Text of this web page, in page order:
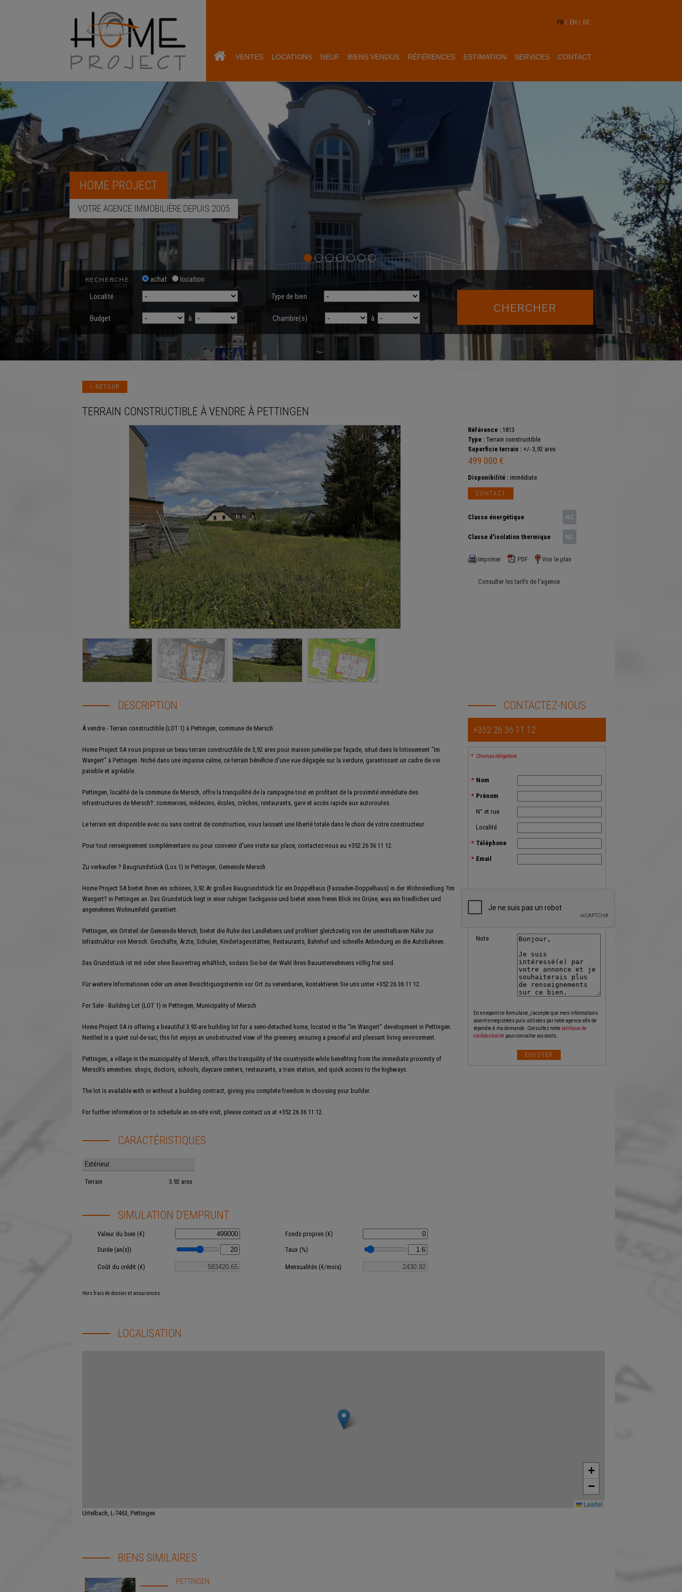
FR | EN | DE
VENTES LOCATIONS NEUF BIENS VENDUS RÉFÉRENCES ESTIMATION SERVICES CONTACT
HOME PROJECT
VOTRE AGENCE IMMOBILIÈRE DEPUIS 2005
RECHERCHE achat
location
Localité
Type de bien
Budget à Chambre(s) à
< RETOUR
TERRAIN CONSTRUCTIBLE À VENDRE À PETTINGEN
Référence : 1813
Type : Terrain constructible
Superficie terrain : +/- 3,92 ares
499 000 €
Disponibilité : immédiate
CONTACT
Classe énergétique NC
Classe d'isolation thermique NC
Imprimer PDF Voir le plan
Consulter les tarifs de l'agence
DESCRIPTION
À vendre - Terrain constructible (LOT 1) à Pettingen, commune de Mersch
Home Project SA vous propose un beau terrain constructible de 3,92 ares pour maison jumelée par façade, situé dans le lotissement "Im
Wangert" à Pettingen. Niché dans une impasse calme, ce terrain bénéficie d'une vue dégagée sur la verdure, garantissant un cadre de vie
paisible et agréable.
Pettingen, localité de la commune de Mersch, offre la tranquillité de la campagne tout en profitant de la proximité immédiate des
infrastructures de Mersch?: commerces, médecins, écoles, crèches, restaurants, gare et accès rapide aux autoroutes.
Le terrain est disponible avec ou sans contrat de construction, vous laissant une liberté totale dans le choix de votre constructeur.
Pour tout renseignement complémentaire ou pour convenir d'une visite sur place, contactez-nous au +352 26 36 11 12.
Zu verkaufen ? Baugrundstück (Los 1) in Pettingen, Gemeinde Mersch
Home Project SA bietet Ihnen ein schönes, 3,92 Ar großes Baugrundstück für ein Doppelhaus (Fassaden-Doppelhaus) in der Wohnsiedlung ?Im
Wangert? in Pettingen an. Das Grundstück liegt in einer ruhigen Sackgasse und bietet einen freien Blick ins Grüne, was ein friedliches und
angenehmes Wohnumfeld garantiert.
Pettingen, ein Ortsteil der Gemeinde Mersch, bietet die Ruhe des Landlebens und profitiert gleichzeitig von der unmittelbaren Nähe zur
Infrastruktur von Mersch: Geschäfte, Ärzte, Schulen, Kindertagesstätten, Restaurants, Bahnhof und schnelle Anbindung an die Autobahnen.
Das Grundstück ist mit oder ohne Bauvertrag erhältlich, sodass Sie bei der Wahl Ihres Bauunternehmens völlig frei sind.
Für weitere Informationen oder um einen Besichtigungstermin vor Ort zu vereinbaren, kontaktieren Sie uns unter +352 26 36 11 12.
For Sale - Building Lot (LOT 1) in Pettingen, Municipality of Mersch
Home Project SA is offering a beautiful 3.92-are building lot for a semi-detached home, located in the "Im Wangert" development in Pettingen.
Nestled in a quiet cul-de-sac, this lot enjoys an unobstructed view of the greenery, ensuring a peaceful and pleasant living environment.
Pettingen, a village in the municipality of Mersch, offers the tranquility of the countryside while benefiting from the immediate proximity of
Mersch's amenities: shops, doctors, schools, daycare centers, restaurants, a train station, and quick access to the highways.
The lot is available with or without a building contract, giving you complete freedom in choosing your builder.
For further information or to schedule an on-site visit, please contact us at +352 26 36 11 12.
CARACTÉRISTIQUES
Extérieur
Terrain 3.92 ares
SIMULATION D'EMPRUNT
Valeur du bien (€) Fonds propres (€)
Durée (an(s)) Taux (%)
Coût du crédit (€) Mensualités (€/mois)
Hors frais de dossier et assurances.
CONTACTEZ-NOUS
+352 26 36 11 12
Champs obligatoire
Nom
Prénom
N° et rue
Localité
Téléphone
Email
Note
En envoyant ce formulaire, j’accepte que mes informations
soient enregistrées puis utilisées par notre agence afin de
répondre à ma demande. Consultez notre politique de
confidentialité pour connaître vos droits.
LOCALISATION
+
−
Leaflet
Urtelbach, L-7463, Pettingen
BIENS SIMILAIRES
PETTINGEN